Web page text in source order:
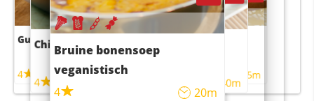
Guacamole
4
Chili con carne
4
Bruine bonensoep
veganistisch
4
20m
Sushi rijstsalade
maaltijdsalade
40m
4 55m